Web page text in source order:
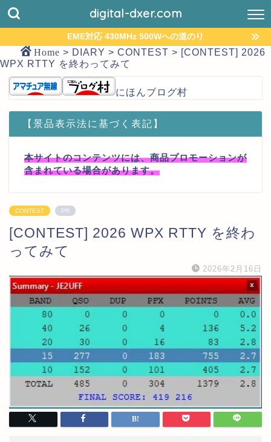
digital-dxer.com
EME対応 430MHz 500Wへの道のり
Home > DIARY > CONTEST > [CONTEST] 2026
WPX RTTY を終わってみて
にほんブログ村
【景品表示法に基づく表記】
本サイトのコンテンツには、商品プロモーションが
含まれている場合があります。
CONTEST PR
[CONTEST] 2026 WPX RTTY を終わ
ってみて
2026年2月16日